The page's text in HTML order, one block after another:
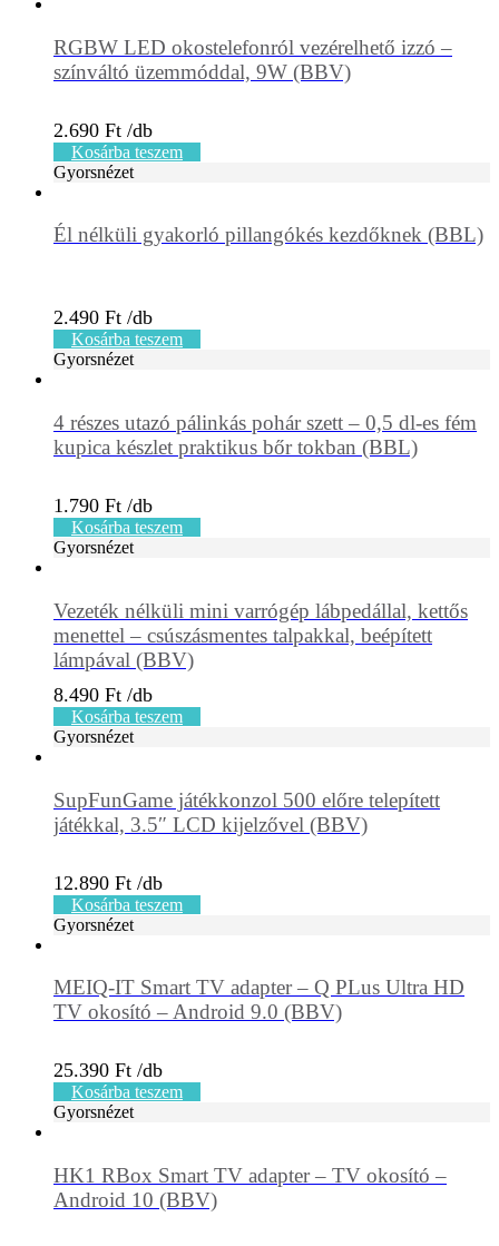
RGBW LED okostelefonról vezérelhető izzó –
színváltó üzemmóddal, 9W (BBV)
2.690 Ft
Kosárba teszem
Gyorsnézet
Él nélküli gyakorló pillangókés kezdőknek (BBL)
2.490 Ft
Kosárba teszem
Gyorsnézet
4 részes utazó pálinkás pohár szett – 0,5 dl-es fém
kupica készlet praktikus bőr tokban (BBL)
1.790 Ft
Kosárba teszem
Gyorsnézet
Vezeték nélküli mini varrógép lábpedállal, kettős
menettel – csúszásmentes talpakkal, beépített
lámpával (BBV)
8.490 Ft
Kosárba teszem
Gyorsnézet
SupFunGame játékkonzol 500 előre telepített
játékkal, 3.5″ LCD kijelzővel (BBV)
12.890 Ft
Kosárba teszem
Gyorsnézet
MEIQ-IT Smart TV adapter – Q PLus Ultra HD
TV okosító – Android 9.0 (BBV)
25.390 Ft
Kosárba teszem
Gyorsnézet
HK1 RBox Smart TV adapter – TV okosító –
Android 10 (BBV)